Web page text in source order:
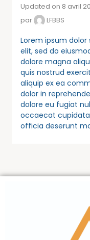
Updated on 8 avril
par
LFBBS
Lorem ipsum
elit, sed do
dolore magna
quis nostrud
aliquip ex ea
dolor in
dolore eu fugiat
occaecat
officia deserunt